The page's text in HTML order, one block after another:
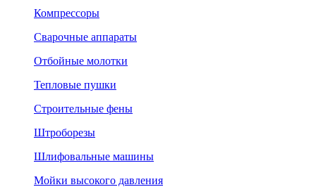
Компрессоры
Сварочные аппараты
Отбойные молотки
Тепловые пушки
Строительные фены
Штроборезы
Шлифовальные машины
Мойки высокого давления